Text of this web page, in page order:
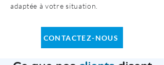
adaptée à votre situation.
CONTACTEZ-NOUS